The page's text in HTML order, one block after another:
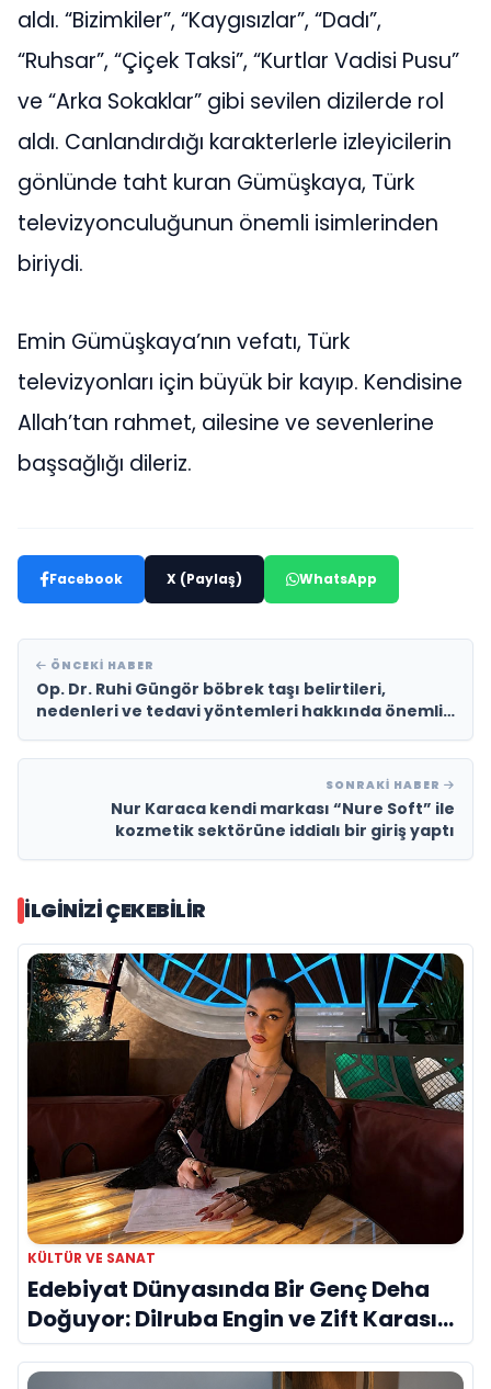
aldı. “Bizimkiler”, “Kaygısızlar”, “Dadı”,
“Ruhsar”, “Çiçek Taksi”, “Kurtlar Vadisi Pusu”
ve “Arka Sokaklar” gibi sevilen dizilerde rol
aldı. Canlandırdığı karakterlerle izleyicilerin
gönlünde taht kuran Gümüşkaya, Türk
televizyonculuğunun önemli isimlerinden
biriydi.
Emin Gümüşkaya’nın vefatı, Türk
televizyonları için büyük bir kayıp. Kendisine
Allah’tan rahmet, ailesine ve sevenlerine
başsağlığı dileriz.
Facebook X (Paylaş) WhatsApp
ÖNCEKI HABER
Op. Dr. Ruhi Güngör böbrek taşı belirtileri,
nedenleri ve tedavi yöntemleri hakkında önemli
SONRAKI HABER
Nur Karaca kendi markası “Nure Soft” ile
kozmetik sektörüne iddialı bir giriş yaptı
İLGINIZI ÇEKEBILIR
KÜLTÜR VE SANAT
Edebiyat Dünyasında Bir Genç Deha
Doğuyor: Dilruba Engin ve Zift Karası
Evreni ‘AVENOİR’